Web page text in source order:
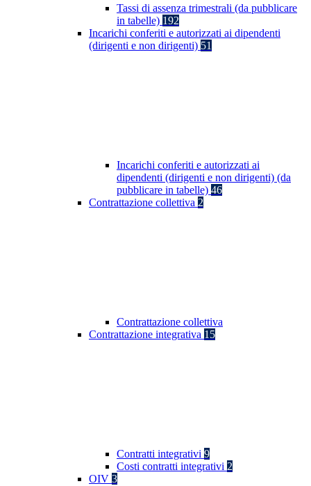
Tassi di assenza trimestrali (da pubblicare
in tabelle) 192
Incarichi conferiti e autorizzati ai dipendenti
(dirigenti e non dirigenti) 51
Incarichi conferiti e autorizzati ai
dipendenti (dirigenti e non dirigenti) (da
pubblicare in tabelle) 46
Contrattazione collettiva 2
Contrattazione collettiva
Contrattazione integrativa 15
Contratti integrativi 9
Costi contratti integrativi 2
OIV 3